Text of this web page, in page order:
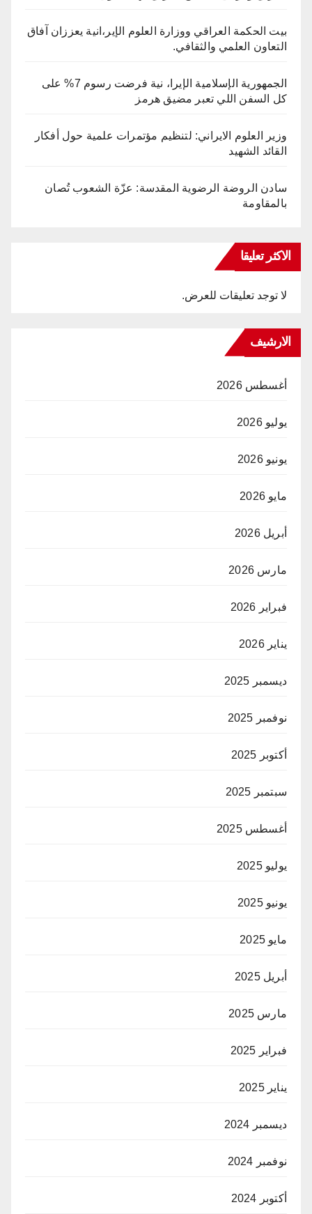
بيت الحكمة العراقي ووزارة العلوم الإير،انية يعززان آفاق
التعاون العلمي والثقافي.
الجمهورية الإسلامية الإيرا، نية فرضت رسوم 7% على
كل السفن اللي تعبر مضيق هرمز
وزير العلوم الايراني: لتنظيم مؤتمرات علمية حول أفكار
القائد الشهيد
سادن الروضة الرضوية المقدسة: عزّة الشعوب تُصان
بالمقاومة
الاكثر تعليقا
لا توجد تعليقات للعرض.
الارشيف
أغسطس 2026
يوليو 2026
يونيو 2026
مايو 2026
أبريل 2026
مارس 2026
فبراير 2026
يناير 2026
ديسمبر 2025
نوفمبر 2025
أكتوبر 2025
سبتمبر 2025
أغسطس 2025
يوليو 2025
يونيو 2025
مايو 2025
أبريل 2025
مارس 2025
فبراير 2025
يناير 2025
ديسمبر 2024
نوفمبر 2024
أكتوبر 2024